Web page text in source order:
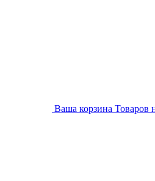
Ваша корзина Товаров